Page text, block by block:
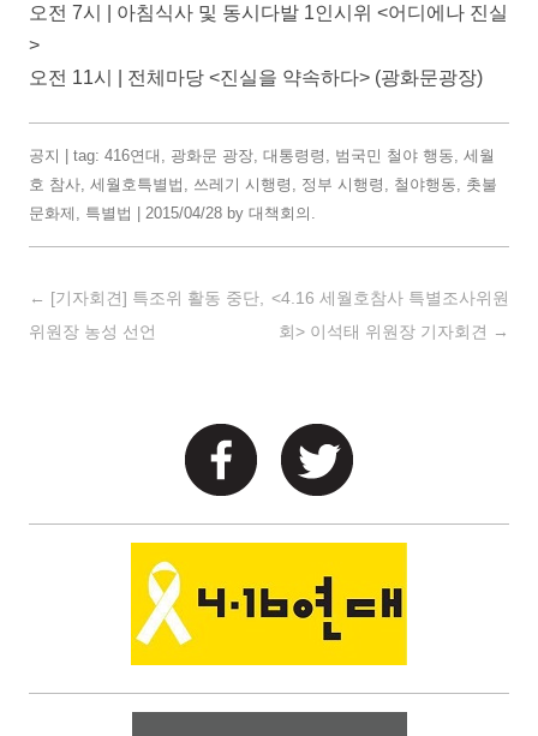
오전 7시 | 아침식사 및 동시다발 1인시위 <어디에나 진실
>
오전 11시 | 전체마당 <진실을 약속하다> (광화문광장)
공지 | tag: 416연대 광화문 광장 대통령령 범국민 철야 행동 세월
호 참사 세월호특별법 쓰레기 시행령 정부 시행령 철야행동
촛불
문화제
특별법 | 2015/04/28 by 대책회의
Post navigation
← [기자회견] 특조위 활동 중단,
위원장 농성 선언
<4.16 세월호참사 특별조사위원
회> 이석태 위원장 기자회견 →